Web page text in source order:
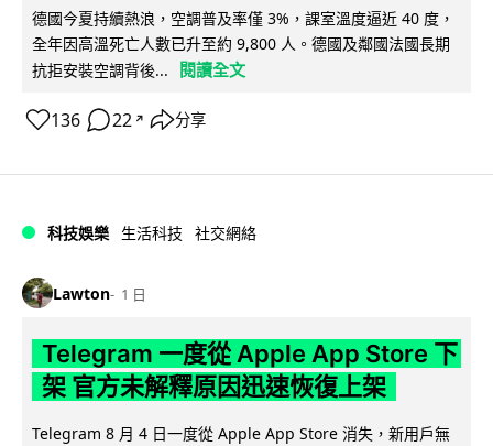
德國今夏持續熱浪，空調普及率僅 3%，課室溫度逼近 40 度，
全年因高溫死亡人數已升至約 9,800 人。德國及鄰國法國長期
抗拒安裝空調背後...
閱讀全文
136 22 ↗ 分享
科技娛樂 生活科技 社交網絡
Lawton 1 日
Telegram 一度從 Apple App Store 下
架 官方未解釋原因迅速恢復上架
Telegram 8 月 4 日一度從 Apple App Store 消失，新用戶無